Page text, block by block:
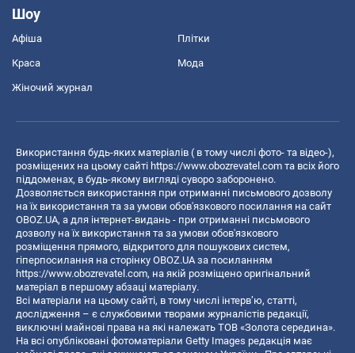
Шоу
Афіша Плітки
Краса Мода
Жіночий журнал
Використання будь-яких матеріалів ( в тому числі фото- та відео-),
розміщених на цьому сайті https://www.obozrevatel.com та всіх його
піддоменах, в будь-якому вигляді суворо заборонено.
Дозволяється використання при отриманні письмового дозволу
на їх використання та за умови обов'язкового посилання на сайт
OBOZ.UA, а для інтернет-видань - при отриманні письмового
дозволу на їх використання та за умови обов'язкового
розміщення прямого, відкритого для пошукових систем,
гіперпосилання на сторінку OBOZ.UA за посиланням
https://www.obozrevatel.com, на якій розміщено оригінальний
матеріал в першому абзаці матеріалу.
Всі матеріали на цьому сайті, в тому числі інтерв’ю, статті,
дослідження – є службовими творами журналістів редакції,
виключні майнові права на які належать ТОВ «Золота середина».
На всі опубліковані фотоматеріали Getty Images редакція має